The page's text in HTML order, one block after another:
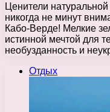
Ценители
никогда не минут
Кабо-Верде! Мелкие
истинной мечтой для
необузданность и
Отдых